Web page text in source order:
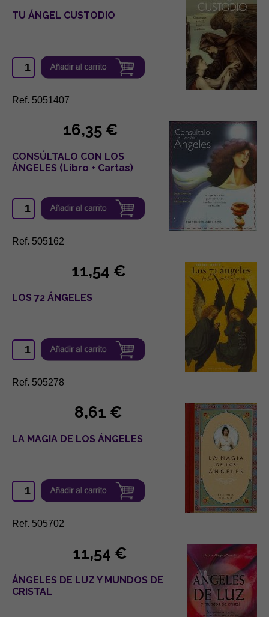
TU ÁNGEL CUSTODIO
Ref. 5051407
16,35 €
CONSÚLTALO CON LOS
ÁNGELES (Libro + Cartas)
Ref. 505162
11,54 €
LOS 72 ÁNGELES
Ref. 505278
8,61 €
LA MAGIA DE LOS ÁNGELES
Ref. 505702
11,54 €
ÁNGELES DE LUZ Y MUNDOS DE
CRISTAL